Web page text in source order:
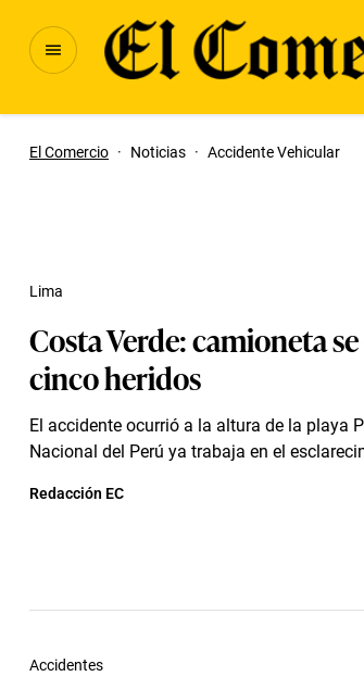
El Comercio · Noticias · Accidente Vehicular
Costa Verde: camioneta
cinco heridos
El accidente ocurrió a la altura de la playa
Nacional del Perú ya trabaja en el
Lima
Redacción EC
Accidentes